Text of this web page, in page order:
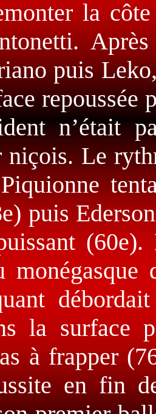
la
puis
n’était
niçois. Le
puis
la surface
à frapper
en fin